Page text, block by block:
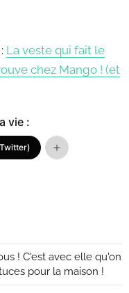
La veste qui fait le
chez Mango ! (et
vie :
! C'est avec elle qu'on
pour la maison !